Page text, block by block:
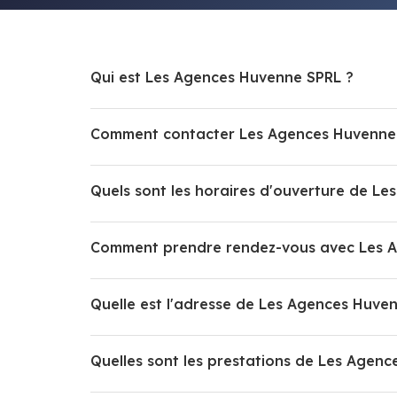
Qui est Les Agences Huvenne SPRL ?
Comment contacter Les Agences Huvenne
Quels sont les horaires d'ouverture de Les
Comment prendre rendez-vous avec Les
Quelle est l'adresse de Les Agences
Quelles sont les prestations de Les